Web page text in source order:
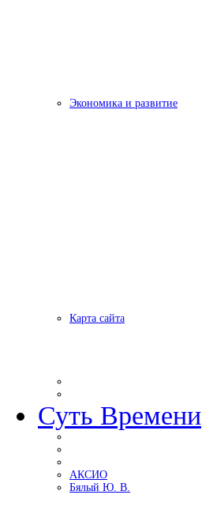
Экономика и развитие
Карта сайта
Суть Времени
АКСИО
Бялый Ю. В.